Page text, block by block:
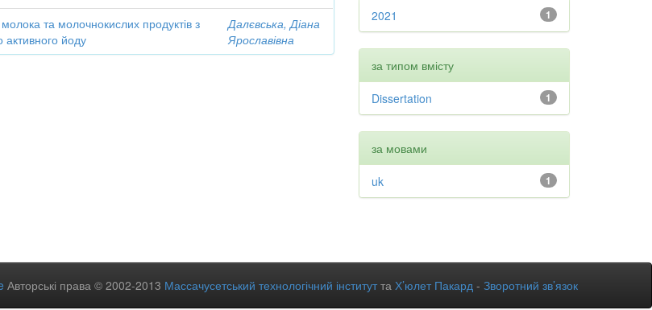
та молочнокислих продуктів з
активного йоду
Далєвська, Діана
Ярославівна
1
2021
за типом вмісту
1
Dissertation
за мовами
1
uk
Авторські права © 2002-2013 Массачусетський технологічний інститутта Х’юлет Пакард - Зворотний зв’язок